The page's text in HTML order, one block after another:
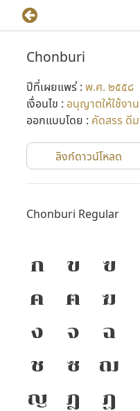
Chonburi
ปีที่เผยแพร่ : พ.ศ. ๒๕๕๘
เงื่อนไข : อนุญาตให้ใช้ง
ออกแบบโดย : คัดสรร ดี
ลิงก์ดาวน์โหลด
Chonburi Regular
ก ข
ฃ
ค
ฅ
ฆ
ง
จ
ฉ
ช
ซ
ฌ
ญ
ฎ
ฏ